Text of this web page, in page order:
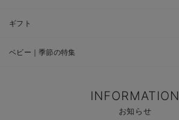
ギフト
ベビー｜季節の特集
INFORMATION
お知らせ